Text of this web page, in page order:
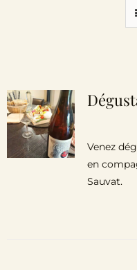
Venez
en
Sauvat.